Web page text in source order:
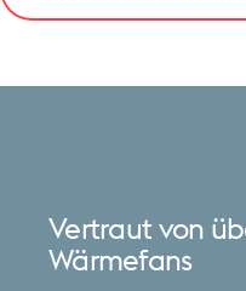
Vertraut von
Wärmefans